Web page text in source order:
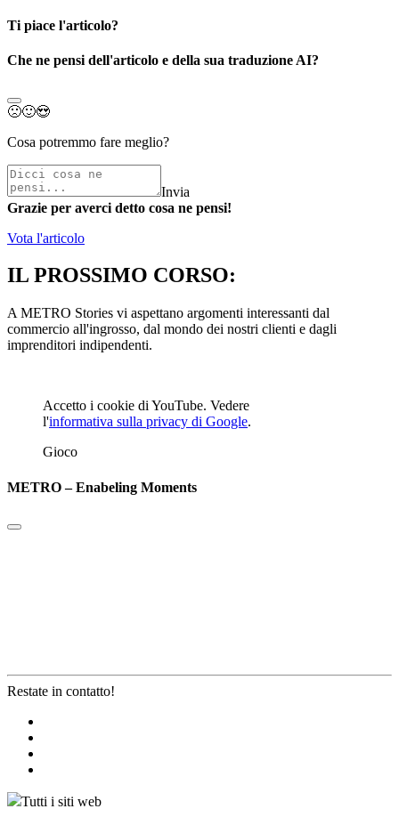
Ti piace l'articolo?
Che ne pensi dell'articolo e della sua traduzione AI?
🙁🙂😍
Cosa potremmo fare meglio?
Invia
Grazie per averci detto cosa ne pensi!
Vota l'articolo
IL PROSSIMO CORSO:
A METRO Stories vi aspettano argomenti interessanti dal
commercio all'ingrosso, dal mondo dei nostri clienti e dagli
imprenditori indipendenti.
Accetto i cookie di YouTube. Vedere
l'informativa sulla privacy di Google.
Gioco
METRO – Enabeling Moments
Restate in contatto!
Tutti i siti web